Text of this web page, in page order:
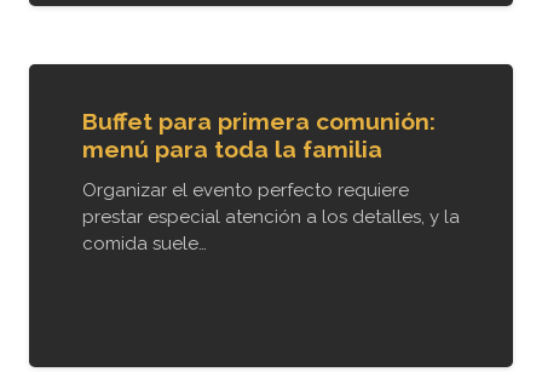
Buffet para primera comunión:
menú para toda la familia
Organizar el evento perfecto requiere
prestar especial atención a los detalles, y la
comida suele…